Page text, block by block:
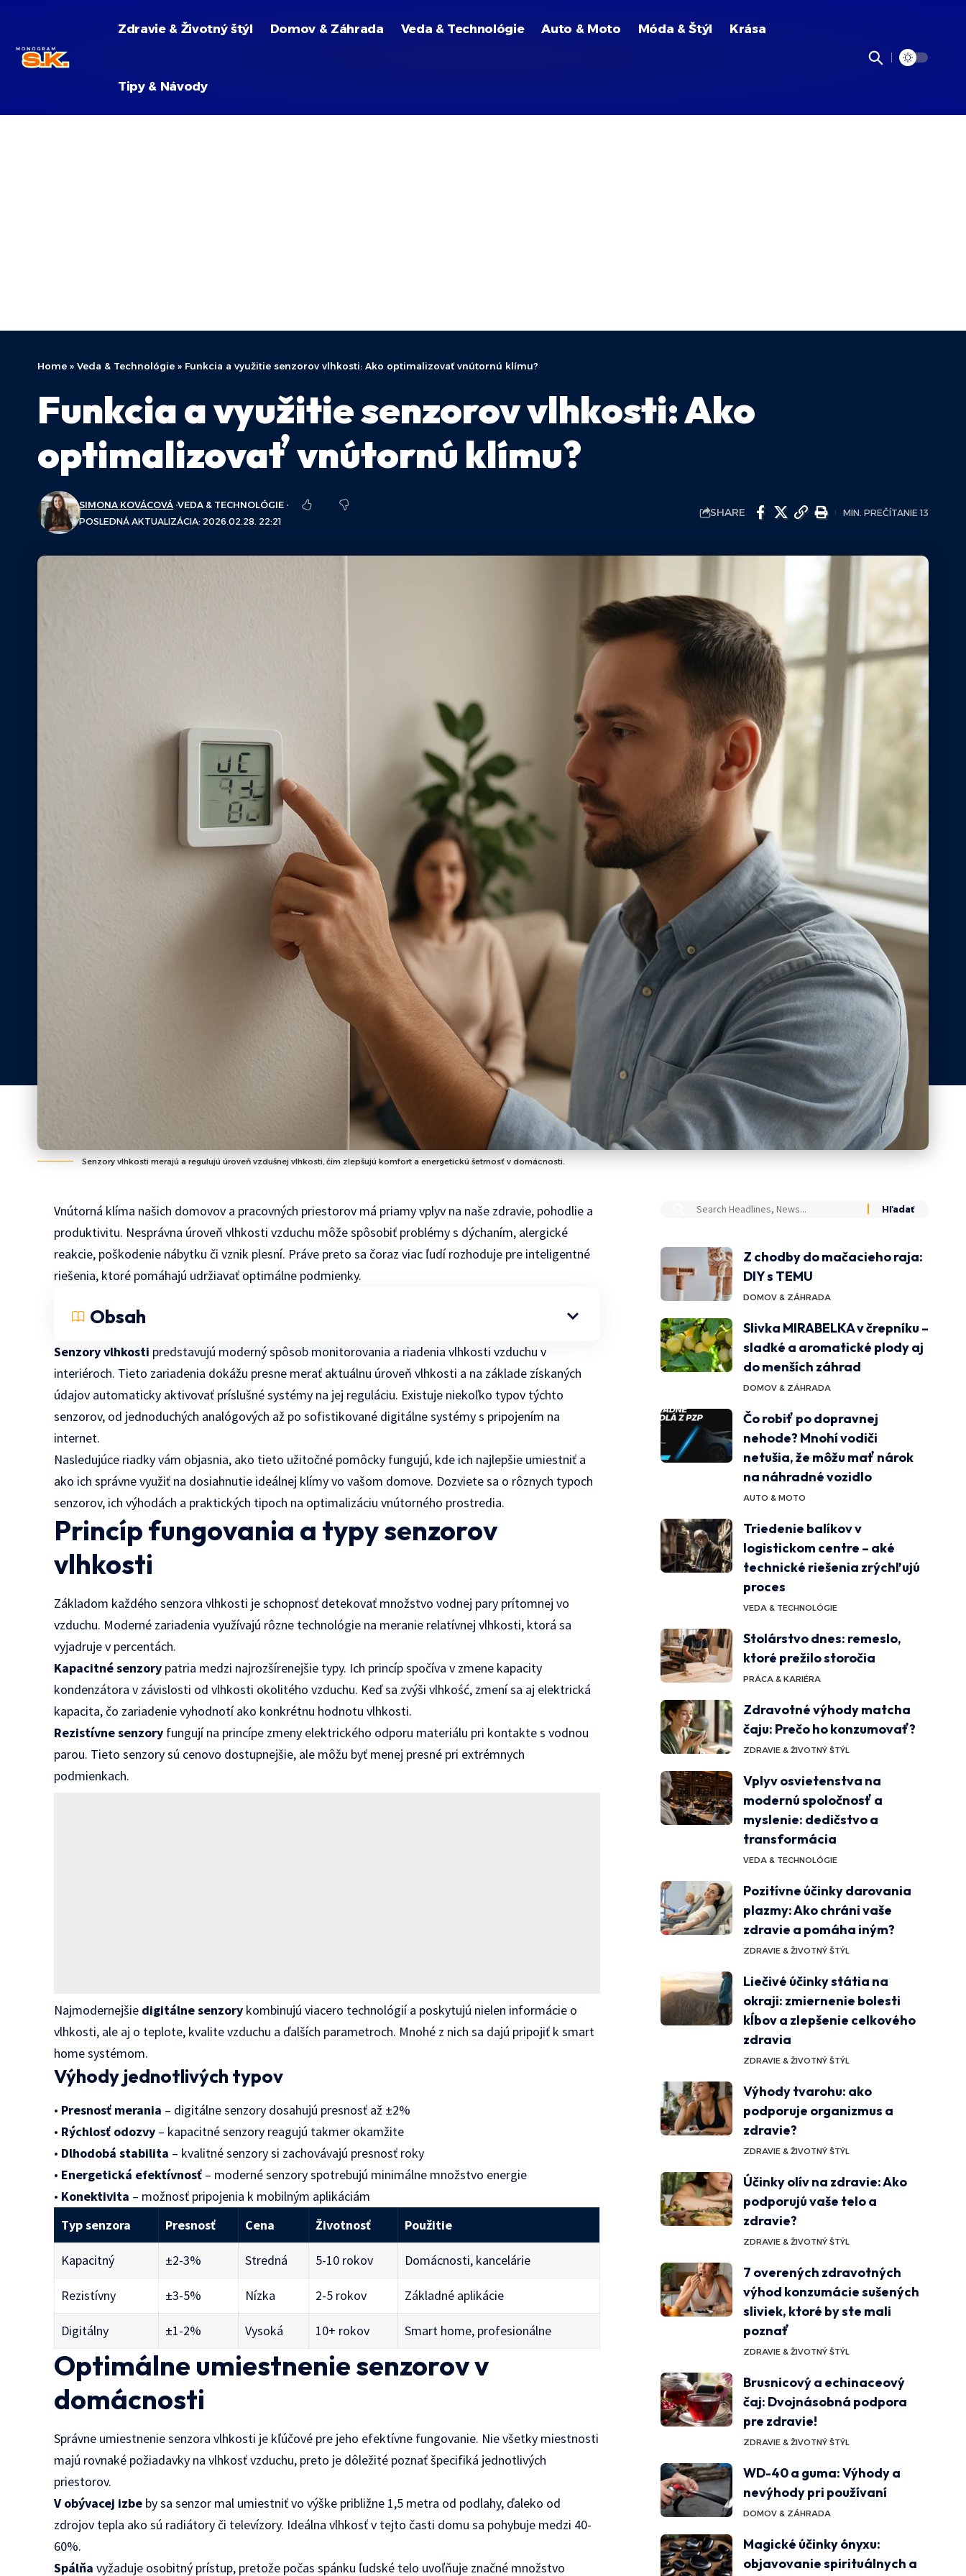
Zdravie & Životný štýl Domov & Záhrada Veda & Technológie Auto & Moto Móda & Štýl Krása
Tipy & Návody
Home » Veda & Technológie » Funkcia a využitie senzorov vlhkosti: Ako optimalizovať vnútornú klímu?
Funkcia a využitie senzorov vlhkosti: Ako
optimalizovať vnútornú klímu?
POSLEDNÁ AKTUALIZÁCIA: 2026.02.28. 22:21
SIMONA KOVÁCOVÁ VEDA & TECHNOLÓGIE
SHARE MIN. PREČÍTANIE 13
Senzory vlhkosti merajú a regulujú úroveň vzdušnej vlhkosti, čím zlepšujú komfort a energetickú šetrnosť v domácnosti.
Vnútorná klíma našich domovov a pracovných priestorov má priamy vplyv na naše zdravie, pohodlie a
produktivitu. Nesprávna úroveň vlhkosti vzduchu môže spôsobiť problémy s dýchaním, alergické
reakcie, poškodenie nábytku či vznik plesní. Práve preto sa čoraz viac ľudí rozhoduje pre inteligentné
riešenia, ktoré pomáhajú udržiavať optimálne podmienky.
Obsah
Senzory vlhkosti predstavujú moderný spôsob monitorovania a riadenia vlhkosti vzduchu v
interiéroch. Tieto zariadenia dokážu presne merať aktuálnu úroveň vlhkosti a na základe získaných
údajov automaticky aktivovať príslušné systémy na jej reguláciu. Existuje niekoľko typov týchto
senzorov, od jednoduchých analógových až po sofistikované digitálne systémy s pripojením na
internet.
Nasledujúce riadky vám objasnia, ako tieto užitočné pomôcky fungujú, kde ich najlepšie umiestniť a
ako ich správne využiť na dosiahnutie ideálnej klímy vo vašom domove. Dozviete sa o rôznych typoch
senzorov, ich výhodách a praktických tipoch na optimalizáciu vnútorného prostredia.
Princíp fungovania a typy senzorov
vlhkosti
Základom každého senzora vlhkosti je schopnosť detekovať množstvo vodnej pary prítomnej vo
vzduchu. Moderné zariadenia využívajú rôzne technológie na meranie relatívnej vlhkosti, ktorá sa
vyjadruje v percentách.
Kapacitné senzory patria medzi najrozšírenejšie typy. Ich princíp spočíva v zmene kapacity
kondenzátora v závislosti od vlhkosti okolitého vzduchu. Keď sa zvýši vlhkość, zmení sa aj elektrická
kapacita, čo zariadenie vyhodnotí ako konkrétnu hodnotu vlhkosti.
Rezistívne senzory fungují na princípe zmeny elektrického odporu materiálu pri kontakte s vodnou
parou. Tieto senzory sú cenovo dostupnejšie, ale môžu byť menej presné pri extrémnych
podmienkach.
Najmodernejšie digitálne senzory kombinujú viacero technológií a poskytujú nielen informácie o
vlhkosti, ale aj o teplote, kvalite vzduchu a ďalších parametroch. Mnohé z nich sa dajú pripojiť k smart
home systémom.
Výhody jednotlivých typov
• Presnosť merania – digitálne senzory dosahujú presnosť až ±2%
• Rýchlosť odozvy – kapacitné senzory reagujú takmer okamžite
• Dlhodobá stabilita – kvalitné senzory si zachovávajú presnosť roky
• Energetická efektívnosť – moderné senzory spotrebujú minimálne množstvo energie
• Konektivita – možnosť pripojenia k mobilným aplikáciám
Typ senzora
Presnosť Cena Životnosť Použitie
Kapacitný ±2-3% Stredná 5-10 rokov Domácnosti, kancelárie
Rezistívny ±3-5% Nízka 2-5 rokov Základné aplikácie
Digitálny ±1-2% Vysoká 10+ rokov Smart home, profesionálne
Optimálne umiestnenie senzorov v
domácnosti
Správne umiestnenie senzora vlhkosti je kľúčové pre jeho efektívne fungovanie. Nie všetky miestnosti
majú rovnaké požiadavky na vlhkosť vzduchu, preto je dôležité poznať špecifiká jednotlivých
priestorov.
V obývacej izbe by sa senzor mal umiestniť vo výške približne 1,5 metra od podlahy, ďaleko od
zdrojov tepla ako sú radiátory či televízory. Ideálna vlhkosť v tejto časti domu sa pohybuje medzi 40-
60%.
Spálňa vyžaduje osobitný prístup, pretože počas spánku ľudské telo uvoľňuje značné množstvo
Z chodby do mačacieho raja:
DIY s TEMU
DOMOV & ZÁHRADA
Slivka MIRABELKA v črepníku –
sladké a aromatické plody aj
do menších záhrad
DOMOV & ZÁHRADA
Čo robiť po dopravnej
nehode? Mnohí vodiči
netušia, že môžu mať nárok
na náhradné vozidlo
AUTO & MOTO
Triedenie balíkov v
logistickom centre – aké
technické riešenia zrýchľujú
proces
VEDA & TECHNOLÓGIE
Stolárstvo dnes: remeslo,
ktoré prežilo storočia
PRÁCA & KARIÉRA
Zdravotné výhody matcha
čaju: Prečo ho konzumovať?
ZDRAVIE & ŽIVOTNÝ ŠTÝL
Vplyv osvietenstva na
modernú spoločnosť a
myslenie: dedičstvo a
transformácia
VEDA & TECHNOLÓGIE
Pozitívne účinky darovania
plazmy: Ako chráni vaše
zdravie a pomáha iným?
ZDRAVIE & ŽIVOTNÝ ŠTÝL
Liečivé účinky státia na
okraji: zmiernenie bolesti
kĺbov a zlepšenie celkového
zdravia
ZDRAVIE & ŽIVOTNÝ ŠTÝL
Výhody tvarohu: ako
podporuje organizmus a
zdravie?
ZDRAVIE & ŽIVOTNÝ ŠTÝL
Účinky olív na zdravie: Ako
podporujú vaše telo a
zdravie?
ZDRAVIE & ŽIVOTNÝ ŠTÝL
7 overených zdravotných
výhod konzumácie sušených
sliviek, ktoré by ste mali
poznať
ZDRAVIE & ŽIVOTNÝ ŠTÝL
Brusnicový a echinaceový
čaj: Dvojnásobná podpora
pre zdravie!
ZDRAVIE & ŽIVOTNÝ ŠTÝL
WD-40 a guma: Výhody a
nevýhody pri používaní
DOMOV & ZÁHRADA
Magické účinky ónyxu:
objavovanie spirituálnych a